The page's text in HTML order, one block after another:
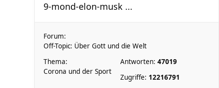
9-mond-elon-musk ...
Forum:
Off-Topic: Über Gott und die Welt
Thema:
Corona und der Sport
Antworten: 47019
Zugriffe: 12216791